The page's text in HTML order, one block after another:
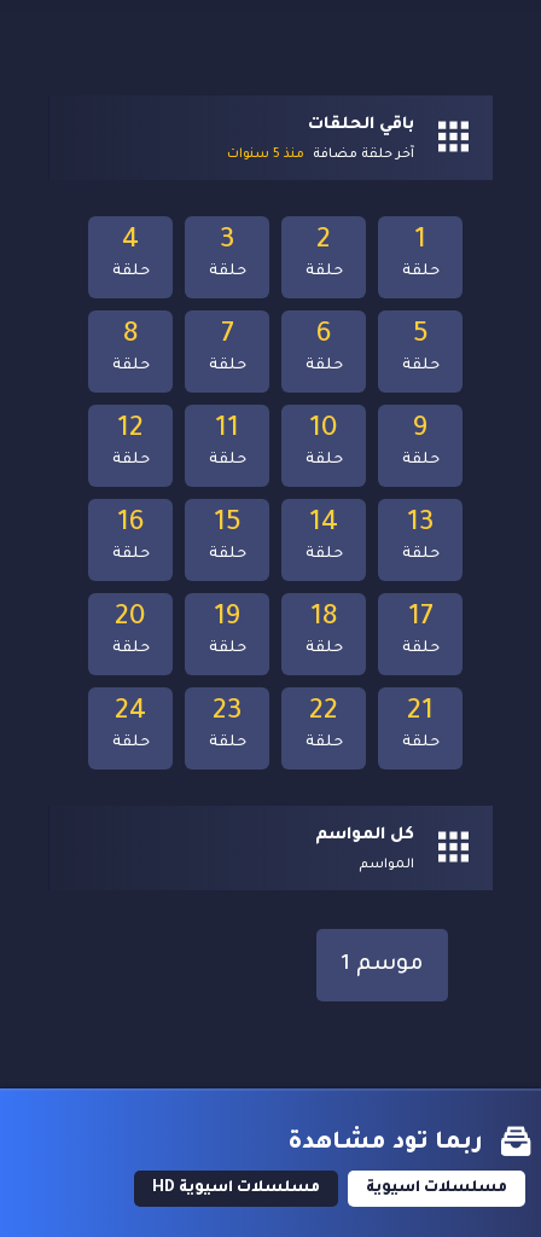
باقي الحلقات
آخر حلقة مضافة منذ 5 سنوات
24
حلقة
23
حلقة
22
حلقة
21
حلقة
20
حلقة
19
حلقة
18
حلقة
17
حلقة
16
حلقة
15
حلقة
14
حلقة
13
حلقة
12
حلقة
11
حلقة
10
حلقة
9
حلقة
8
حلقة
7
حلقة
6
حلقة
5
حلقة
4
حلقة
3
حلقة
2
حلقة
1
حلقة
كل المواسم
المواسم
موسم 1
ربما تود مشاهدة
مسلسلات اسيوية مسلسلات اسيوية HD